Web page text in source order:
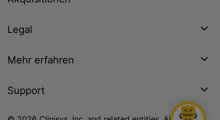
Legal
Mehr erfahren
Support